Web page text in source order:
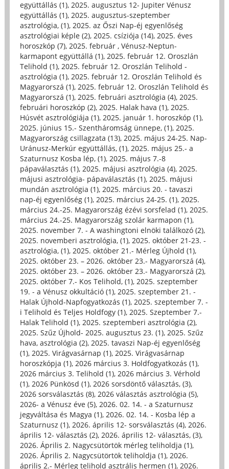
együttállás (1), 2025. augusztus 12- Jupiter Vénusz
együttállás (1), 2025. augusztus-szeptember
asztrológia, (1), 2025. az Őszi Nap-éj egyenlőség
asztrológiai képle (2), 2025. csíziója (14), 2025. éves
horoszkóp (7), 2025. február , Vénusz-Neptun-
karmapont együttállá (1), 2025. február 12. Oroszlán
Telihold (1), 2025. február 12. Oroszlán Telihold -
asztrológia (1), 2025. február 12. Oroszlán Telihold és
Magyarorszá (1), 2025. február 12. Oroszlán Telihold és
Magyarorszá (1), 2025. februári asztrológia (4), 2025.
februári horoszkóp (2), 2025. Halak hava (1), 2025.
Húsvét asztrológiája (1), 2025. január 1. horoszkóp (1),
2025. június 15.- Szentháromság ünnepe, (1), 2025.
Magyarország csillagzata (13), 2025. május 24-25. Nap-
Uránusz-Merkúr együttállás, (1), 2025. május 25.- a
Szaturnusz Kosba lép, (1), 2025. május 7.-8
pápaválasztás (1), 2025. májusi asztrológia (4), 2025.
májusi asztrológia- pápaválasztás (1), 2025. májusi
mundán asztrológia (1), 2025. március 20. - tavaszi
nap-éj egyenlőség (1), 2025. március 24-25. (1), 2025.
március 24.-25. Magyarország ézévi sorsfelad (1), 2025.
március 24.-25. Magyarország szolár karmapon (1),
2025. november 7. - A washingtoni elnöki találkozó (2),
2025. novemberi asztrológia, (1), 2025. október 21-23. -
asztrológia, (1), 2025. október 21.- Mérleg Újhold (1),
2025. október 23. – 2026. október 23.- Magyarorszá (4),
2025. október 23. – 2026. október 23.- Magyarorszá (2),
2025. október 7.- Kos Telihold, (1), 2025. szeptember
19. - a Vénusz okkultáció (1), 2025. szeptember 21. -
Halak Újhold-Napfogyatkozás (1), 2025. szeptember 7. -
i Telihold és Teljes Holdfogy (1), 2025. Szeptember 7.-
Halak Telihold (1), 2025. szeptemberi asztrológia (2),
2025. Szűz Újhold- 2025. augusztus 23. (1), 2025. Szűz
hava, asztrológia (2), 2025. tavaszi Nap-éj egyenlőség
(1), 2025. Virágvasárnap (1), 2025. Virágvasárnap
horoszkópja (1), 2026 március 3. Holdfogyatkozás (1),
2026 március 3. Telihold (1), 2026 március 3. Vérhold
(1), 2026 Pünkösd (1), 2026 sorsdöntő választás, (3),
2026 sorsválasztás (8), 2026 választás asztrológia (5),
2026- a Vénusz éve (5), 2026. 02. 14. - a Szaturnusz
jegyváltása és Magya (1), 2026. 02. 14. - Kosba lép a
Szaturnusz (1), 2026. április 12- sorsválasztás (4), 2026.
április 12- választás (2), 2026. április 12- választás, (3),
2026. Április 2. Nagycsütörtök mérleg teliholdja (1),
2026. Április 2. Nagycsütörtök teliholdja (1), 2026.
április 2.- Mérleg telihold asztrális hermen (1), 2026.